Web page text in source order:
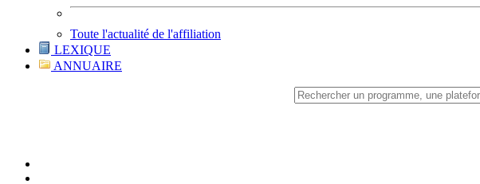
Toute l'actualité de l'affiliation
LEXIQUE
ANNUAIRE